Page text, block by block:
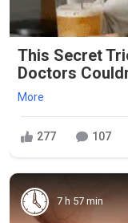
This Secret
Doctors
More
277 107
7 h 57 min